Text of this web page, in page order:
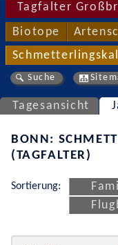
Tagfalter
Biotope
Suche
Tagesansicht
BONN:
(TAGFALTER)
Sortierung: